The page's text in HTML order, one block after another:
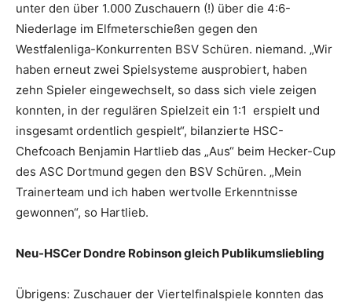
unter den über 1.000 Zuschauern (!) über die 4:6-
Niederlage im Elfmeterschießen gegen den
Westfalenliga-Konkurrenten BSV Schüren. niemand. „Wir
haben erneut zwei Spielsysteme ausprobiert, haben
zehn Spieler eingewechselt, so dass sich viele zeigen
konnten, in der regulären Spielzeit ein 1:1 erspielt und
insgesamt ordentlich gespielt“, bilanzierte HSC-
Chefcoach Benjamin Hartlieb das „Aus“ beim Hecker-Cup
des ASC Dortmund gegen den BSV Schüren. „Mein
Trainerteam und ich haben wertvolle Erkenntnisse
gewonnen“, so Hartlieb.
Neu-HSCer Dondre Robinson gleich Publikumsliebling
Übrigens: Zuschauer der Viertelfinalspiele konnten das